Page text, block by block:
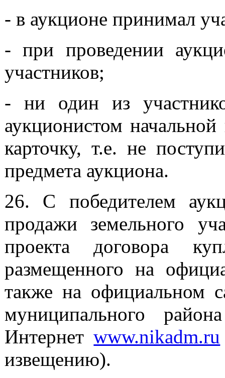
- в аукционе принимал
- при проведении
участников;
- ни один из
аукционистом
карточку, т.е. не
предмета аукциона.
26. С победителем
продажи земельного
проекта договора
размещенного на
также на официальном
муниципального
Интернетwww.nikadm.ru
извещению).